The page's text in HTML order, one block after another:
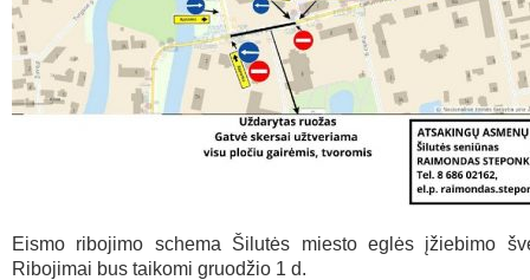
Eismo ribojimo schema Šilutės miesto eglės įžiebimo
Ribojimai bus taikomi gruodžio 1 d.